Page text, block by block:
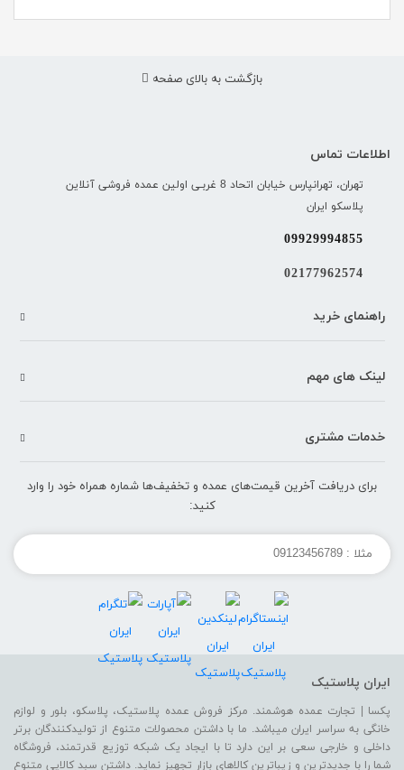
بازگشت به بالای صفحه
اطلاعات تماس
تهران، تهرانپارس خیابان اتحاد 8 غربـی اولین عمده فروشی آنلاین
پلاسکو ایران
09929994855
02177962574
راهنمای خرید
لینک های مهم
خدمات مشتری
برای دریافت آخرین قیمت‌های عمده و تخفیف‌ها شماره همراه خود را وارد
کنید:
ایران پلاستیک
پکسا | تجارت عمده هوشمند. مرکز فروش عمده پلاستیک، پلاسکو، بلور و لوازم
خانگی به سراسر ایران میباشد. ما با داشتن محصولات متنوع از تولیدکنندگان برتر
داخلی و خارجی سعی بر این دارد تا با ایجاد یک شبکه توزیع قدرتمند، فروشگاه
شما را با جدیدترین و زیباترین کالاهای بازار تجهیز نماید. داشتن سبد کالایی متنوع